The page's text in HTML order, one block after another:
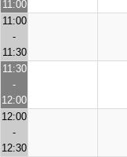
11:00
11:00
-
11:30
11:30
-
12:00
12:00
-
12:30